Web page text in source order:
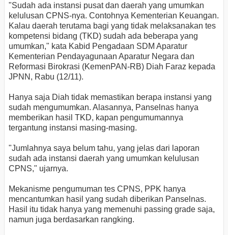
"Sudah ada instansi pusat dan daerah yang umumkan
kelulusan CPNS-nya. Contohnya Kementerian Keuangan.
Kalau daerah terutama bagi yang tidak melaksanakan tes
kompetensi bidang (TKD) sudah ada beberapa yang
umumkan," kata Kabid Pengadaan SDM Aparatur
Kementerian Pendayagunaan Aparatur Negara dan
Reformasi Birokrasi (KemenPAN-RB) Diah Faraz kepada
JPNN, Rabu (12/11).
Hanya saja Diah tidak memastikan berapa instansi yang
sudah mengumumkan. Alasannya, Panselnas hanya
memberikan hasil TKD, kapan pengumumannya
tergantung instansi masing-masing.
"Jumlahnya saya belum tahu, yang jelas dari laporan
sudah ada instansi daerah yang umumkan kelulusan
CPNS," ujarnya.
Mekanisme pengumuman tes CPNS, PPK hanya
mencantumkan hasil yang sudah diberikan Panselnas.
Hasil itu tidak hanya yang memenuhi passing grade saja,
namun juga berdasarkan rangking.